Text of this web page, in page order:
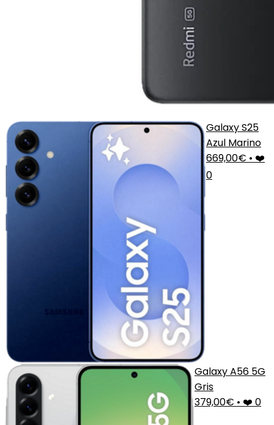
Galaxy S25
Azul Marino
669,00€ • ❤️
0
Galaxy A56 5G
Gris
379,00€ • ❤️ 0